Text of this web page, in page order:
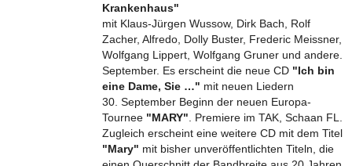
Krankenhaus"
mit Klaus-Jürgen Wussow, Dirk Bach, Rolf
Zacher, Alfredo, Dolly Buster, Frederic Meissner,
Wolfgang Lippert, Wolfgang Gruner und andere.
September. Es erscheint die neue CD "Ich bin
eine Dame, Sie …" mit neuen Liedern
30. September Beginn der neuen Europa-
Tournee "MARY" . Premiere im TAK, Schaan FL.
Zugleich erscheint eine weitere CD mit dem Titel
"Mary" mit bisher unveröffentlichten Titeln, die